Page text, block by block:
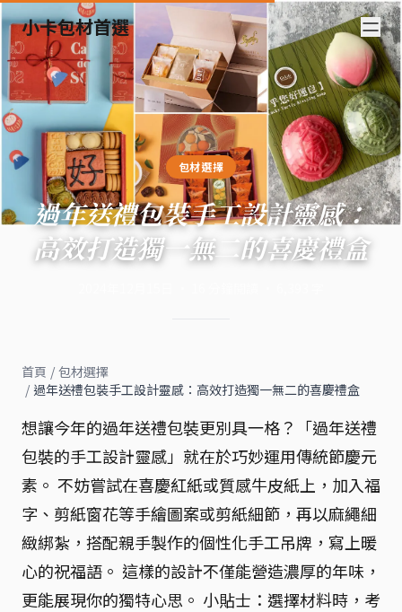
小卡包材首選
包材選擇
過年送禮包裝手工設計靈感：
高效打造獨一無二的喜慶禮盒
首頁 / 包材選擇
/ 過年送禮包裝手工設計靈感：高效打造獨一無二的喜慶禮盒
想讓今年的過年送禮包裝更別具一格？「過年送禮
包裝的手工設計靈感」就在於巧妙運用傳統節慶元
素。 不妨嘗試在喜慶紅紙或質感牛皮紙上，加入福
字、剪紙窗花等手繪圖案或剪紙細節，再以麻繩細
緻綁紮，搭配親手製作的個性化手工吊牌，寫上暖
心的祝福語。 這樣的設計不僅能營造濃厚的年味，
更能展現你的獨特心思。 小貼士：選擇材料時，考